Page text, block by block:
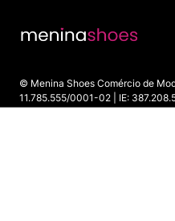
© Menina Shoes Comércio de
11.785.555/0001-02 | IE: